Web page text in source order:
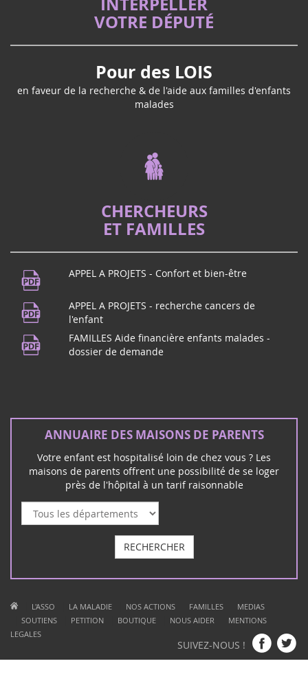
INTERPELLER
VOTRE DÉPUTÉ
Pour des LOIS
en faveur de la recherche & de l'aide aux familles d'enfants
malades
CHERCHEURS
ET FAMILLES
APPEL A PROJETS - Confort et bien-être
APPEL A PROJETS - recherche cancers de
l'enfant
FAMILLES Aide financière enfants malades -
dossier de demande
ANNUAIRE DES MAISONS DE PARENTS
Votre enfant est hospitalisé loin de chez vous ? Les
maisons de parents offrent une possibilité de se loger
près de l'hôpital à un tarif raisonnable
RECHERCHER
L'ASSO LA MALADIE NOS ACTIONS FAMILLES MEDIAS
SOUTIENS PETITION BOUTIQUE NOUS AIDER
MENTIONS
LEGALES
SUIVEZ-NOUS !